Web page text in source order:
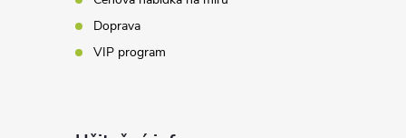
Doprava
VIP program